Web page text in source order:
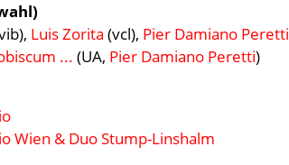
Luis Zorita (vcl), Pier Damiano Peretti
... (UA, Pier Damiano Peretti)
Wien & Duo Stump-Linshalm